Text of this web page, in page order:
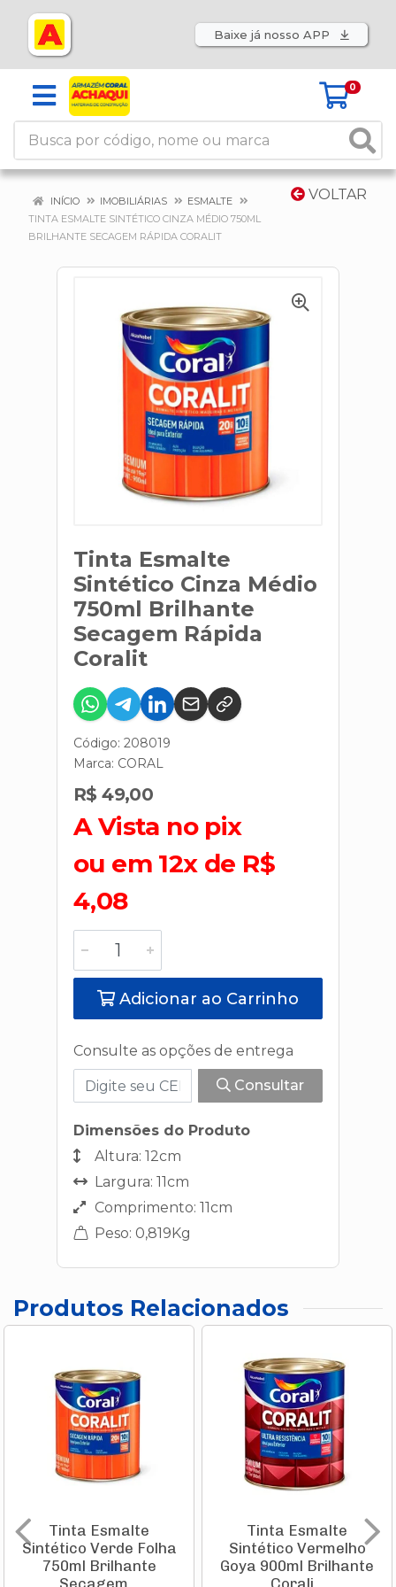
Baixe já nosso APP
0
VOLTAR
INÍCIO IMOBILIÁRIAS
ESMALTE
TINTA ESMALTE SINTÉTICO CINZA MÉDIO 750ML
BRILHANTE SECAGEM RÁPIDA CORALIT
Tinta Esmalte
Sintético Cinza Médio
750ml Brilhante
Secagem Rápida
Coralit
Código: 208019
Marca: CORAL
R$ 49,00
A Vista no pix
ou em 12x de R$
4,08
Adicionar ao Carrinho
Consulte as opções de entrega
Consultar
Dimensões do Produto
Altura: 12cm
Largura: 11cm
Comprimento: 11cm
Peso: 0,819Kg
Produtos Relacionados
Tinta Esmalte
Sintético Verde Folha
750ml Brilhante
Tinta Esmalte
Sintético Vermelho
Goya 900ml Brilhante